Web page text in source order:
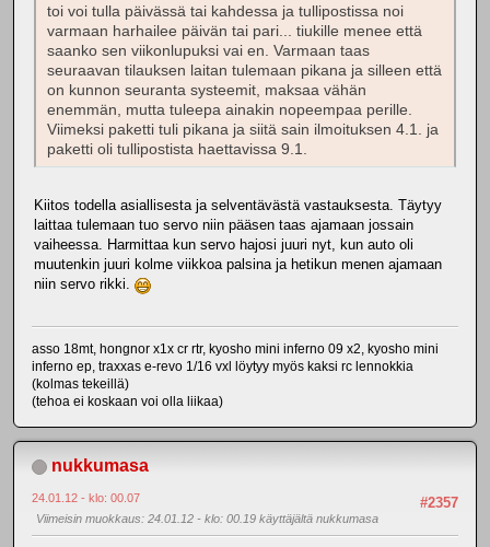
toi voi tulla päivässä tai kahdessa ja tullipostissa noi
varmaan harhailee päivän tai pari... tiukille menee että
saanko sen viikonlupuksi vai en. Varmaan taas
seuraavan tilauksen laitan tulemaan pikana ja silleen että
on kunnon seuranta systeemit, maksaa vähän
enemmän, mutta tuleepa ainakin nopeempaa perille.
Viimeksi paketti tuli pikana ja siitä sain ilmoituksen 4.1. ja
paketti oli tullipostista haettavissa 9.1.
Kiitos todella asiallisesta ja selventävästä vastauksesta. Täytyy
laittaa tulemaan tuo servo niin pääsen taas ajamaan jossain
vaiheessa. Harmittaa kun servo hajosi juuri nyt, kun auto oli
muutenkin juuri kolme viikkoa palsina ja hetikun menen ajamaan
niin servo rikki.
asso 18mt, hongnor x1x cr rtr, kyosho mini inferno 09 x2, kyosho mini
inferno ep, traxxas e-revo 1/16 vxl löytyy myös kaksi rc lennokkia
(kolmas tekeillä)
(tehoa ei koskaan voi olla liikaa)
nukkumasa
#2357
24.01.12 - klo: 00.07
Viimeisin muokkaus: 24.01.12 - klo: 00.19 käyttäjältä nukkumasa